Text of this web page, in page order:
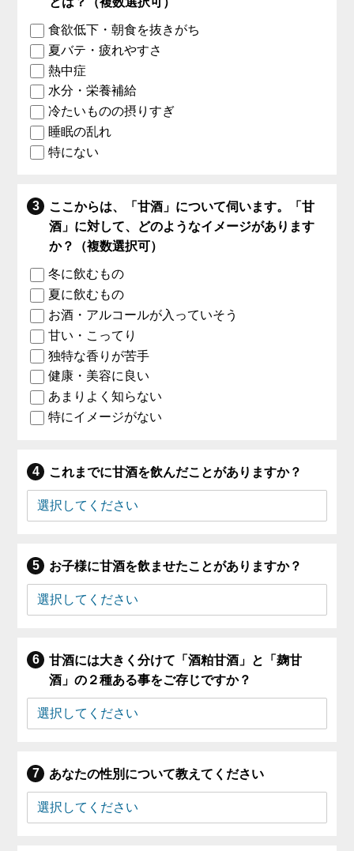
食欲低下・朝食を抜きがち
夏バテ・疲れやすさ
熱中症
水分・栄養補給
冷たいものの摂りすぎ
睡眠の乱れ
特にない
ここからは、「甘酒」について伺います。「甘
酒」に対して、どのようなイメージがあります
か？（複数選択可）
冬に飲むもの
夏に飲むもの
お酒・アルコールが入っていそう
甘い・こってり
独特な香りが苦手
健康・美容に良い
あまりよく知らない
特にイメージがない
これまでに甘酒を飲んだことがありますか？
お子様に甘酒を飲ませたことがありますか？
甘酒には大きく分けて「酒粕甘酒」と「麹甘
酒」の２種ある事をご存じですか？
あなたの性別について教えてください